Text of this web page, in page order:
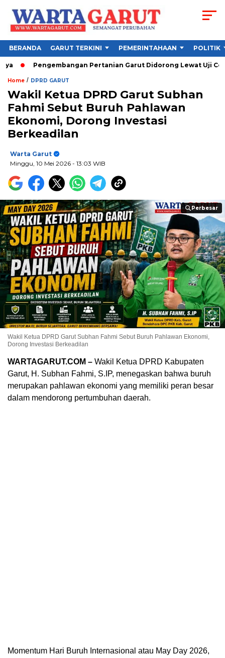
BERANDA GARUT TERKINI PEMERINTAHAAN POLITIK
Pengembangan Pertanian Garut Didorong Lewat Uji Coba
Home / DPRD GARUT
Wakil Ketua DPRD Garut Subhan
Fahmi Sebut Buruh Pahlawan
Ekonomi, Dorong Investasi
Berkeadilan
Warta Garut
Minggu, 10 Mei 2026 - 13:03 WIB
Perbesar
Perbesar
Wakil Ketua DPRD Garut Subhan Fahmi Sebut Buruh Pahlawan Ekonomi,
Dorong Investasi Berkeadilan
WARTAGARUT.COM – Wakil Ketua DPRD Kabupaten
Garut, H. Subhan Fahmi, S.IP, menegaskan bahwa buruh
merupakan pahlawan ekonomi yang memiliki peran besar
dalam mendorong pertumbuhan daerah.
Momentum Hari Buruh Internasional atau May Day 2026,